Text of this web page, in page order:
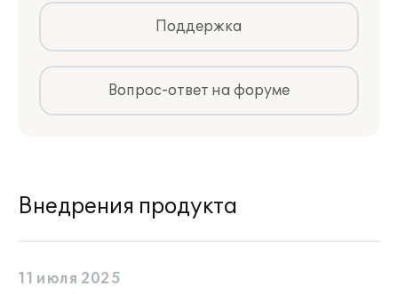
Поддержка
Вопрос-ответ на форуме
Внедрения продукта
11 июля 2025